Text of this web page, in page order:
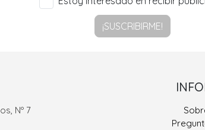
¡SUSCRIBIRME!
Nº 7